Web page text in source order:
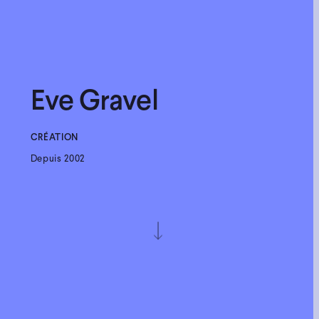
Eve Gravel
CRÉATION
Depuis 2002